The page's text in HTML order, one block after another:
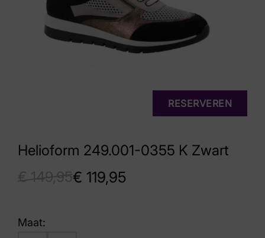
Helioform 249.001-0355 K Zwart
€ 119,95
RESERVEREN
Maat: